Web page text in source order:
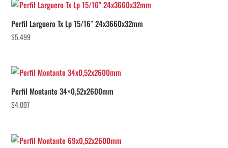
Perfil Larguero Tx Lp 15/16″ 24x3660x32mm
$5.499
Perfil Montante 34×0,52x2600mm
$4.097